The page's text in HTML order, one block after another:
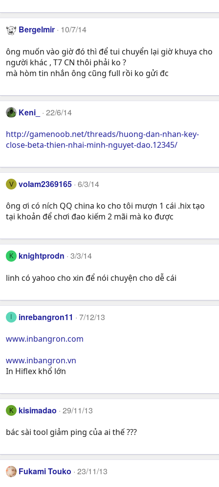
Bergelmir 10/7/14
ông muốn vào giờ đó thì để tui chuyển lại giờ khuya cho
người khác , T7 CN thôi phải ko ?
mà hòm tin nhắn ông cũng full rồi ko gửi đc
Keni_ 22/6/14
http://gamenoob.net/threads/huong-dan-nhan-key-
close-beta-thien-nhai-minh-nguyet-dao.12345/
V volam2369165 6/3/14
ông ơi có ních QQ china ko cho tôi mượn 1 cái .hix tạo
tại khoản để chơi đao kiếm 2 mãi mà ko được
K knightprodn 3/3/14
linh có yahoo cho xin để nói chuyện cho dễ cái
inrebangron11 7/12/13
www.inbangron.com
www.inbangron.vn
In Hiflex khổ lớn
K kisimadao 29/11/13
bác sài tool giảm ping của ai thế ???
Fukami Touko 23/11/13